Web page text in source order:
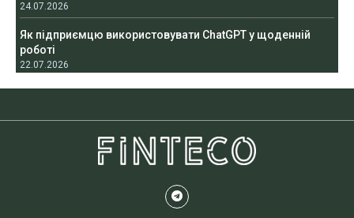
24.07.2026
Як підприємцю використовувати ChatGPT у щоденній
роботі
22.07.2026